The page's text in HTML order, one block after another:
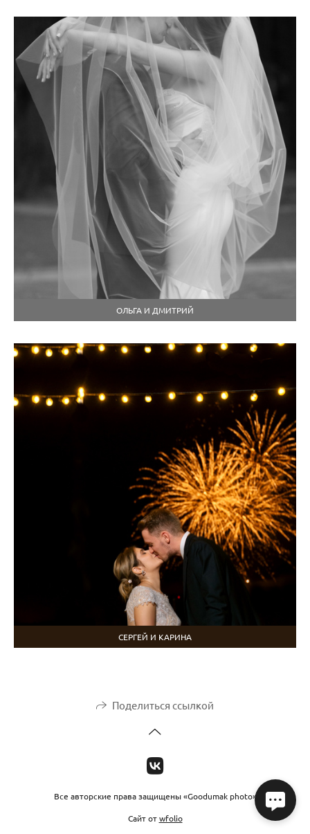
ОЛЬГА И ДМИТРИЙ
СЕРГЕЙ И КАРИНА
Поделиться ссылкой
Все авторские права защищены «Goodumak photo»
Сайт отwfolio